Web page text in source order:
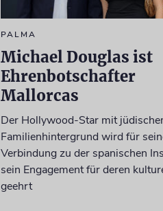
PALMA
Michael Douglas ist
Ehrenbotschafter
Mallorcas
Der Hollywood-Star mit
Familienhintergrund wird für
Verbindung zu der spanischen
sein Engagement für deren
geehrt